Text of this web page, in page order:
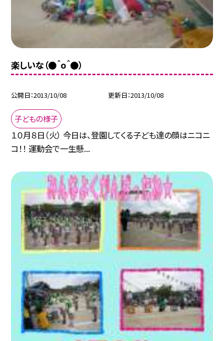
楽しいな（●＾o＾●）
公開日 2013/10/08 更新日 2013/10/08
子どもの様子
１０月８日（火） 今日は、登園してくる子ども達の顔はニコニ
コ！！ 運動会で一生懸...